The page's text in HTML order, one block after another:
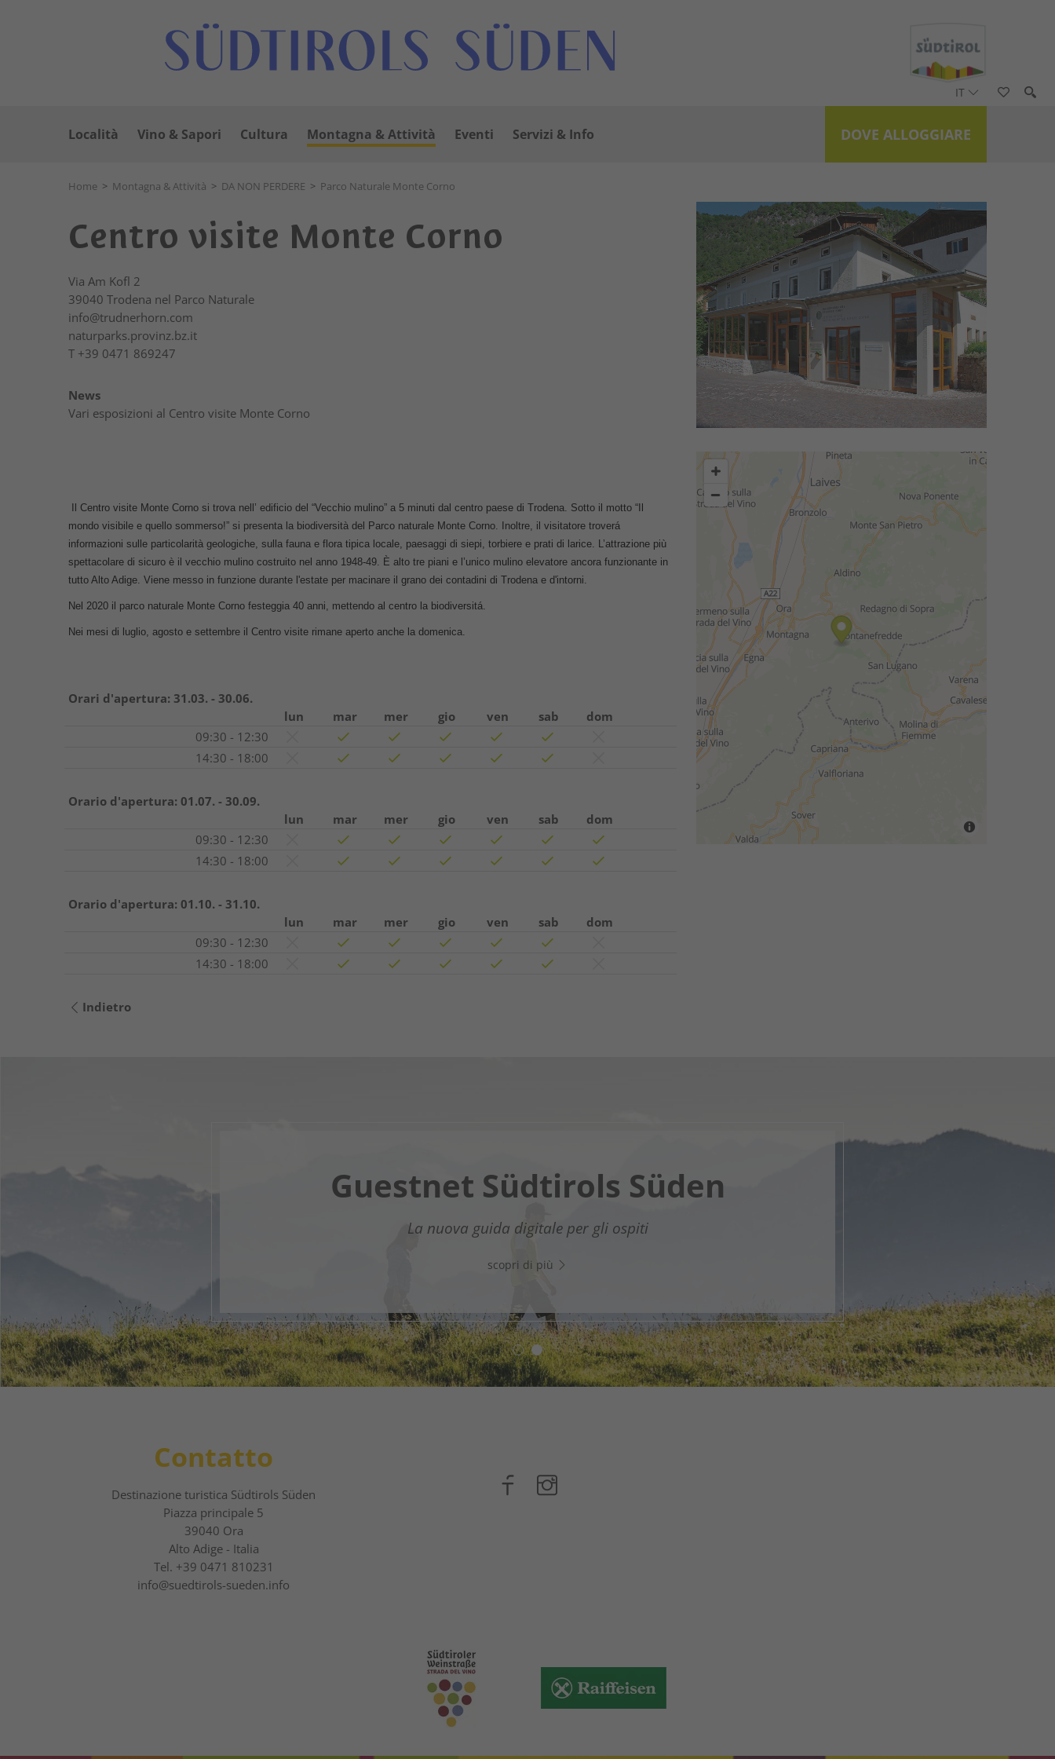
IT
DOVE ALLOGGIARE
Località Vino & Sapori Cultura Montagna & Attività Eventi Servizi & Info
Home > Montagna & Attività > DA NON PERDERE > Parco Naturale Monte Corno
Centro visite Monte Corno
Via Am Kofl 2
39040 Trodena nel Parco Naturale
info@trudnerhorn.com
naturparks.provinz.bz.it
T +39 0471 869247
News
Vari esposizioni al Centro visite Monte Corno
Il Centro visite Monte Corno si trova nell’ edificio del “Vecchio mulino” a 5 minuti dal centro paese di Trodena. Sotto il motto “Il
mondo visibile e quello sommerso!” si presenta la biodiversità del Parco naturale Monte Corno. Inoltre, il visitatore troverá
informazioni sulle particolarità geologiche, sulla fauna e flora tipica locale, paesaggi di siepi, torbiere e prati di larice. L’attrazione più
spettacolare di sicuro è il vecchio mulino costruito nel anno 1948-49. È alto tre piani e l’unico mulino elevatore ancora funzionante in
tutto Alto Adige. Viene messo in funzione durante l'estate per macinare il grano dei contadini di Trodena e d'intorni.
Nel 2020 il parco naturale Monte Corno festeggia 40 anni, mettendo al centro la biodiversitá.
Nei mesi di luglio, agosto e settembre il Centro visite rimane aperto anche la domenica.
Orari d'apertura: 31.03. - 30.06.
lun
mar mer gio ven sab
dom
09:30 - 12:30
14:30 - 18:00
Orario d'apertura: 01.07. - 30.09.
lun
mar mer gio ven sab
dom
09:30 - 12:30
14:30 - 18:00
Orario d'apertura: 01.10. - 31.10.
lun
mar mer gio ven sab
dom
09:30 - 12:30
14:30 - 18:00
Indietro
Chatbot OTTO
Il tuo assistente digitale nel Sud dell’Alto Adige - Clicca sul link, apri
WhatsApp e inizia subito a chattare!
scopri di più
Guestnet Südtirols Süden
La nuova guida digitale per gli ospiti
scopri di più
1 2
Contatto
Destinazione turistica Südtirols Süden
Piazza principale 5
39040 Ora
Alto Adige - Italia
Tel. +39 0471 810231
info@suedtirols-sueden.info